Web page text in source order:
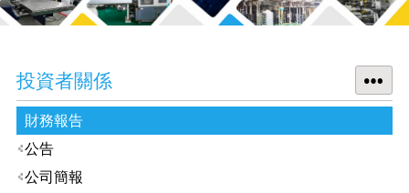
投資者關係
財務報告
公告
公司簡報